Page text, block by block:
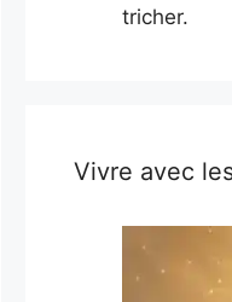
tricher.
Vivre avec